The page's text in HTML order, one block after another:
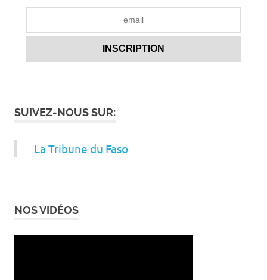
SUIVEZ-NOUS SUR:
La Tribune du Faso
NOS VIDÉOS